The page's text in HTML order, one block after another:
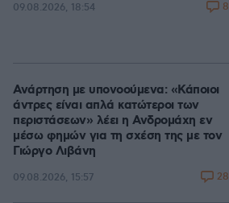
09.08.2026, 18:54 8
Ανάρτηση με υπονοούμενα: «Κάποιοι
άντρες είναι απλά κατώτεροι των
περιστάσεων» λέει η Ανδρομάχη εν
μέσω φημών για τη σχέση της με τον
Γιώργο Λιβάνη
09.08.2026, 15:57 28